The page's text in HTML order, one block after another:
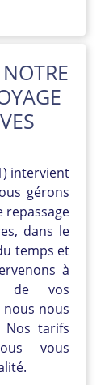
intervient
gérons
repassage
dans le
temps et
à
de vos
nous
tarifs
vous